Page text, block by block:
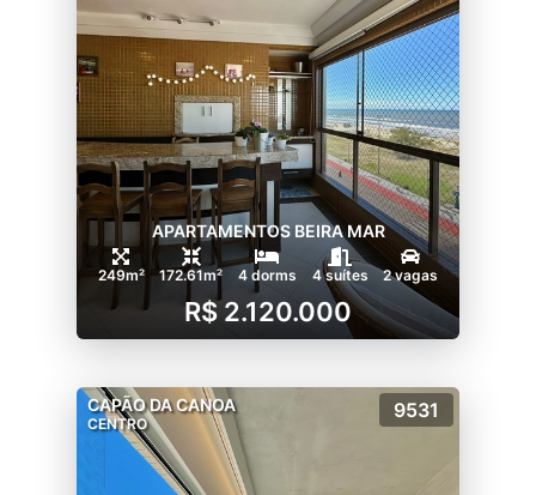
APARTAMENTOS BEIRA MAR
249m² 172.61m² 4 dorms 4 suítes 2 vagas
R$ 2.120.000
CAPÃO DA CANOA
CENTRO
9531